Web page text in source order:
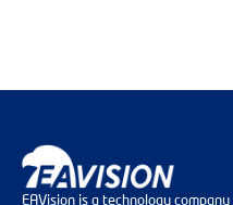
EAVision is a technology